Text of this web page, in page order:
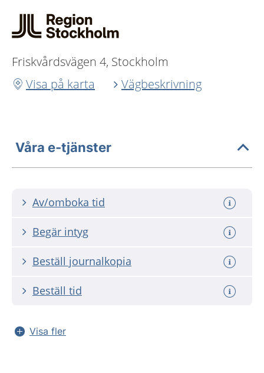
Friskvårdsvägen 4, Stockholm
Visa på karta
Vägbeskrivning
Våra e-tjänster
Av/omboka tid
Begär intyg
Beställ journalkopia
Beställ tid
Visa fler